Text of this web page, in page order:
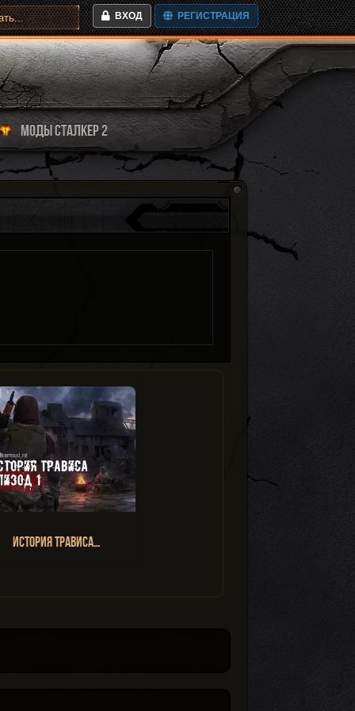
ВХОД РЕГИСТРАЦИЯ
МОДЫ СТАЛКЕР 2
История Трависа…